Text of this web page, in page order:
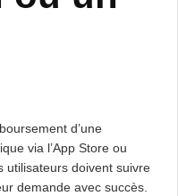
d’une
via l’App Store ou
utilisateurs doivent suivre
demande avec succès.